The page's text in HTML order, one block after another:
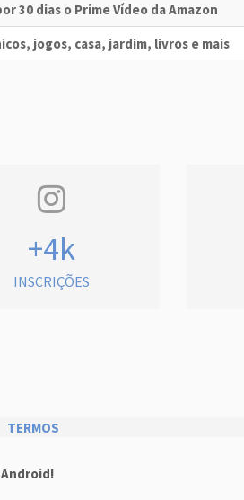
30 dias o Prime Vídeo da Amazon
jogos, casa, jardim, livros e mais
+4k
INSCRIÇÕES
TERMOS